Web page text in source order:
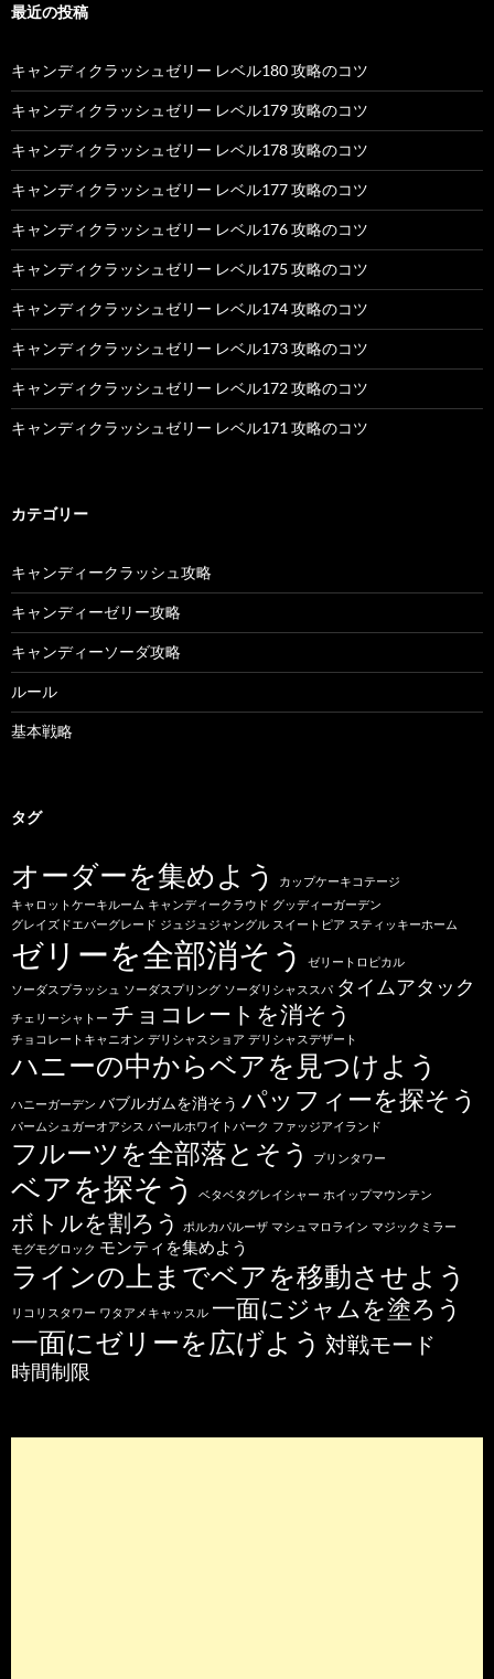
最近の投稿
キャンディクラッシュゼリー レベル180 攻略のコツ
キャンディクラッシュゼリー レベル179 攻略のコツ
キャンディクラッシュゼリー レベル178 攻略のコツ
キャンディクラッシュゼリー レベル177 攻略のコツ
キャンディクラッシュゼリー レベル176 攻略のコツ
キャンディクラッシュゼリー レベル175 攻略のコツ
キャンディクラッシュゼリー レベル174 攻略のコツ
キャンディクラッシュゼリー レベル173 攻略のコツ
キャンディクラッシュゼリー レベル172 攻略のコツ
キャンディクラッシュゼリー レベル171 攻略のコツ
カテゴリー
キャンディークラッシュ攻略
キャンディーゼリー攻略
キャンディーソーダ攻略
ルール
基本戦略
タグ
オーダーを集めよう
カップケーキコテージ
キャロットケーキルーム キャンディークラウド グッディーガーデン
グレイズドエバーグレード ジュジュジャングル スイートピア スティッキーホーム
ゼリーを全部消そう
ゼリートロピカル
ソーダスプラッシュ ソーダスプリング ソーダリシャススパ タイムアタック
チェリーシャトー チョコレートを消そう
チョコレートキャニオン デリシャスショア デリシャスデザート
ハニーの中からベアを見つけよう
ハニーガーデン バブルガムを消そう パッフィーを探そう
パームシュガーオアシス パールホワイトパーク ファッジアイランド
フルーツを全部落とそう プリンタワー
ベアを探そう ベタベタグレイシャー ホイップマウンテン
ボトルを割ろう ポルカパルーザ マシュマロライン マジックミラー
モグモグロック モンティを集めよう
ラインの上までベアを移動させよう
リコリスタワー ワタアメキャッスル 一面にジャムを塗ろう
一面にゼリーを広げよう 対戦モード
時間制限